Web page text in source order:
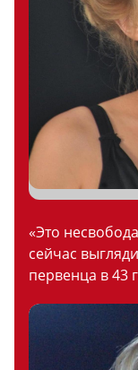
«Это
сейчас
первенца в 43